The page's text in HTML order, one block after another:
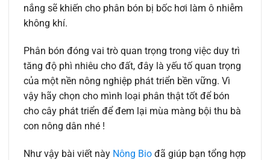
nắng sẽ khiến cho phân bón bị bốc hơi làm ô nhiễm
không khí.
Phân bón đóng vai trò quan trọng trong việc duy trì
tăng độ phì nhiêu cho đất, đây là yếu tố quan trọng
của một nền nông nghiệp phát triển bền vững. Vì
vậy hãy chọn cho mình loại phân thật tốt để bón
cho cây phát triển để đem lại mùa màng bội thu bà
con nông dân nhé !
Như vậy bài viết này Nông Bio đã giúp bạn tổng hợp